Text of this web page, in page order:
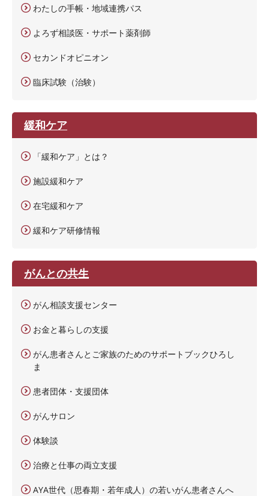
わたしの手帳・地域連携パス
よろず相談医・サポート薬剤師
セカンドオピニオン
臨床試験（治験）
緩和ケア
「緩和ケア」とは？
施設緩和ケア
在宅緩和ケア
緩和ケア研修情報
がんとの共生
がん相談支援センター
お金と暮らしの支援
がん患者さんとご家族のためのサポートブックひろし
ま
患者団体・支援団体
がんサロン
体験談
治療と仕事の両立支援
AYA世代（思春期・若年成人）の若いがん患者さんへ